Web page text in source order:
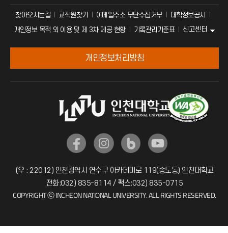
찾아오시는길 교직원찾기 이메일주소 무단수집거부
대학정보공시
개인정보 목적 외 이용 및 제 3차 제공 현황
기록관리기준표 신고센터
개인정보처리방침
(우 : 22012) 인천광역시 연수구 아카데미로 119(송도동) 인천대학교
전화:032) 835-8114 / 팩스:032) 835-0715
COPYRIGHT ⓒ INCHEON NATIONAL UNIVERSITY. ALL RIGHTS RESERVED.